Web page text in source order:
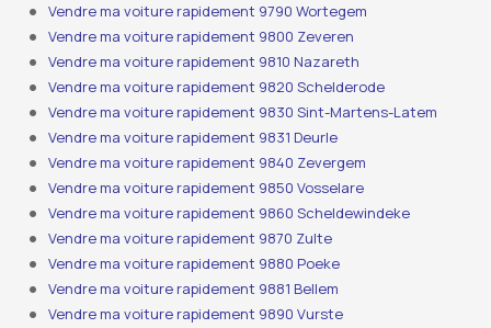
Vendre ma voiture rapidement 9790 Wortegem
Vendre ma voiture rapidement 9800 Zeveren
Vendre ma voiture rapidement 9810 Nazareth
Vendre ma voiture rapidement 9820 Schelderode
Vendre ma voiture rapidement 9830 Sint-Martens-Latem
Vendre ma voiture rapidement 9831 Deurle
Vendre ma voiture rapidement 9840 Zevergem
Vendre ma voiture rapidement 9850 Vosselare
Vendre ma voiture rapidement 9860 Scheldewindeke
Vendre ma voiture rapidement 9870 Zulte
Vendre ma voiture rapidement 9880 Poeke
Vendre ma voiture rapidement 9881 Bellem
Vendre ma voiture rapidement 9890 Vurste